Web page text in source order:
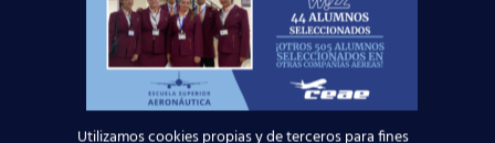
Utilizamos cookies propias y de terceros para fines